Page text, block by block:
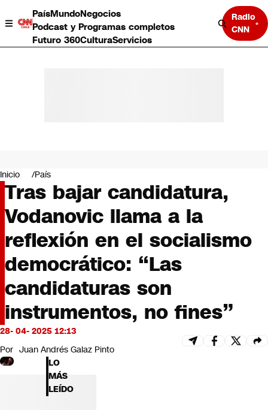
PaísMundoNegocios
Podcast y Programas completos
Futuro 360CulturaServicios
Radio
CNN
Negocios
Deportes
Programas completos
Cultura
Servicios
Bits
CNN tiempo
Futuro 360
Opinión
Inicio País
Tras bajar candidatura,
Vodanovic llama a la
reflexión en el socialismo
democrático: “Las
candidaturas son
instrumentos, no fines”
28- 04- 2025 12:13
Por Juan Andrés Galaz Pinto
LO
MÁS
LEÍDO